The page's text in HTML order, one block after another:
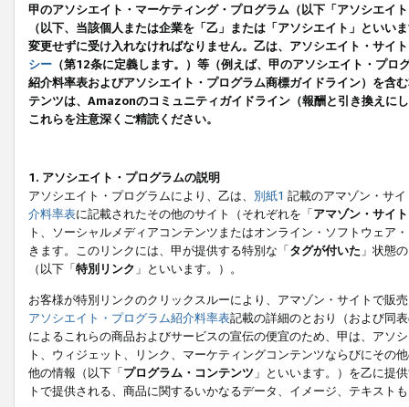
甲のアソシエイト・マーケティング・プログラム（以下「アソシエイ
（以下、当該個人または企業を「乙」または「アソシエイト」とい
変更せずに受け入れなければなりません。乙は、アソシエイト・サイ
シー （第12条に定義します。）等（例えば、甲のアソシエイト・プ
紹介料率表およびアソシエイト・プログラム商標ガイドライン）を
テンツは、Amazonのコミュニティガイドライン（報酬と引き換えに
これらを注意深くご精読ください。
1. アソシエイト・プログラムの説明
アソシエイト・プログラムにより、乙は、 別紙1 記載のアマゾン・サ
介料率表に記載されたその他のサイト（それぞれを「アマゾン・サイト
ト、ソーシャルメディアコンテンツまたはオンライン・ソフトウェア
きます。このリンクには、甲が提供する特別な「タグが付いた 」状態
（以下「特別リンク 」といいます。）。
お客様が特別リンクのクリックスルーにより、アマゾン・サイトで販
アソシエイト・プログラム紹介料率表記載の詳細のとおり（および同
によるこれらの商品およびサービスの宣伝の便宜のため、甲は、アソ
ト、ウィジェット、リンク、マーケティングコンテンツならびにその
他の情報（以下「プログラム・コンテンツ 」といいます。）を乙に提
トで提供される、商品に関するいかなるデータ、イメージ、テキス